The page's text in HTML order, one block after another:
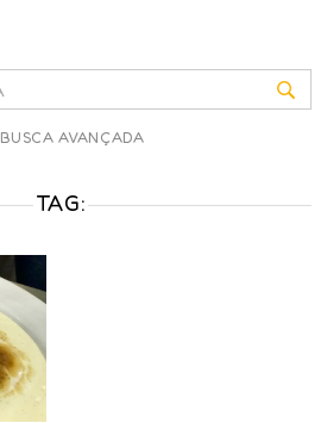
BUSCA AVANÇADA
TAG: